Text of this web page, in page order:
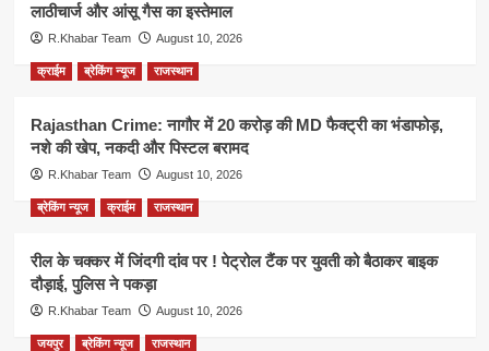
लाठीचार्ज और आंसू गैस का इस्तेमाल
R.Khabar Team August 10, 2026
क्राईम ब्रेकिंग न्यूज राजस्थान
Rajasthan Crime: नागौर में 20 करोड़ की MD फैक्ट्री का भंडाफोड़,
नशे की खेप, नकदी और पिस्टल बरामद
R.Khabar Team August 10, 2026
ब्रेकिंग न्यूज क्राईम राजस्थान
रील के चक्कर में जिंदगी दांव पर ! पेट्रोल टैंक पर युवती को बैठाकर बाइक
दौड़ाई, पुलिस ने पकड़ा
R.Khabar Team August 10, 2026
जयपुर ब्रेकिंग न्यूज राजस्थान